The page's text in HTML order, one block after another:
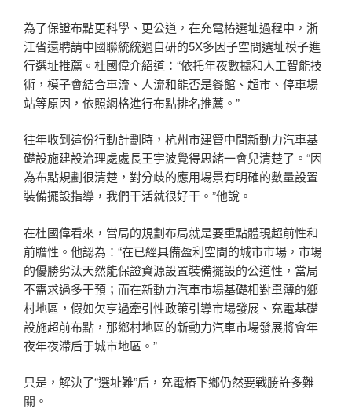
為了保證布點更科學、更公道，在充電樁選址過程中，浙
江省還聘請中國聯統統過自研的5X多因子空間選址模子進
行選址推薦。杜國偉介紹道：“依托年夜數據和人工智能技
術，模子會結合車流、人流和能否是餐館、超市、停車場
站等原因，依照網格進行布點排名推薦。”
往年收到這份行動計劃時，杭州市建管中間新動力汽車基
礎設施建設治理處處長王宇波覺得思緒一會兒清楚了。“因
為布點規劃很清楚，對分歧的應用場景有明確的數量設置
裝備擺設指導，我們干活就很好干。”他說。
在杜國偉看來，當局的規劃布局就是要重點體現超前性和
前瞻性。他認為：“在已經具備盈利空間的城市市場，市場
的優勝劣汰天然能保證資源設置裝備擺設的公道性，當局
不需求過多干預；而在新動力汽車市場基礎相對單薄的鄉
村地區，假如欠亨過牽引性政策引導市場發展、充電基礎
設施超前布點，那鄉村地區的新動力汽車市場發展將會年
夜年夜滯后于城市地區。”
只是，解決了“選址難”后，充電樁下鄉仍然要戰勝許多難
關。